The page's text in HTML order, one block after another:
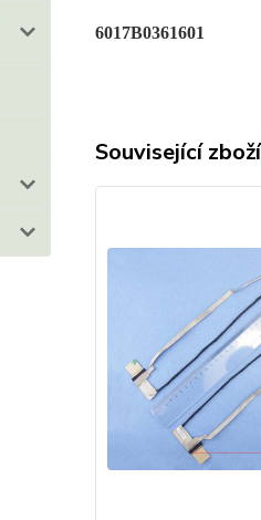
6017B0361601
Související zboží